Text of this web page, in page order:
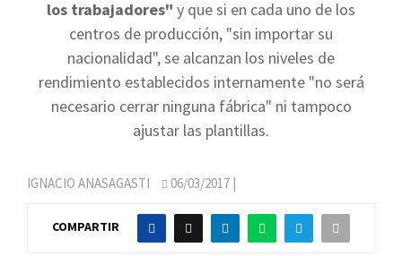
los trabajadores" y que si en cada uno de los
centros de producción, "sin importar su
nacionalidad", se alcanzan los niveles de
rendimiento establecidos internamente "no será
necesario cerrar ninguna fábrica" ni tampoco
ajustar las plantillas.
IGNACIO ANASAGASTI 06/03/2017 |
COMPARTIR